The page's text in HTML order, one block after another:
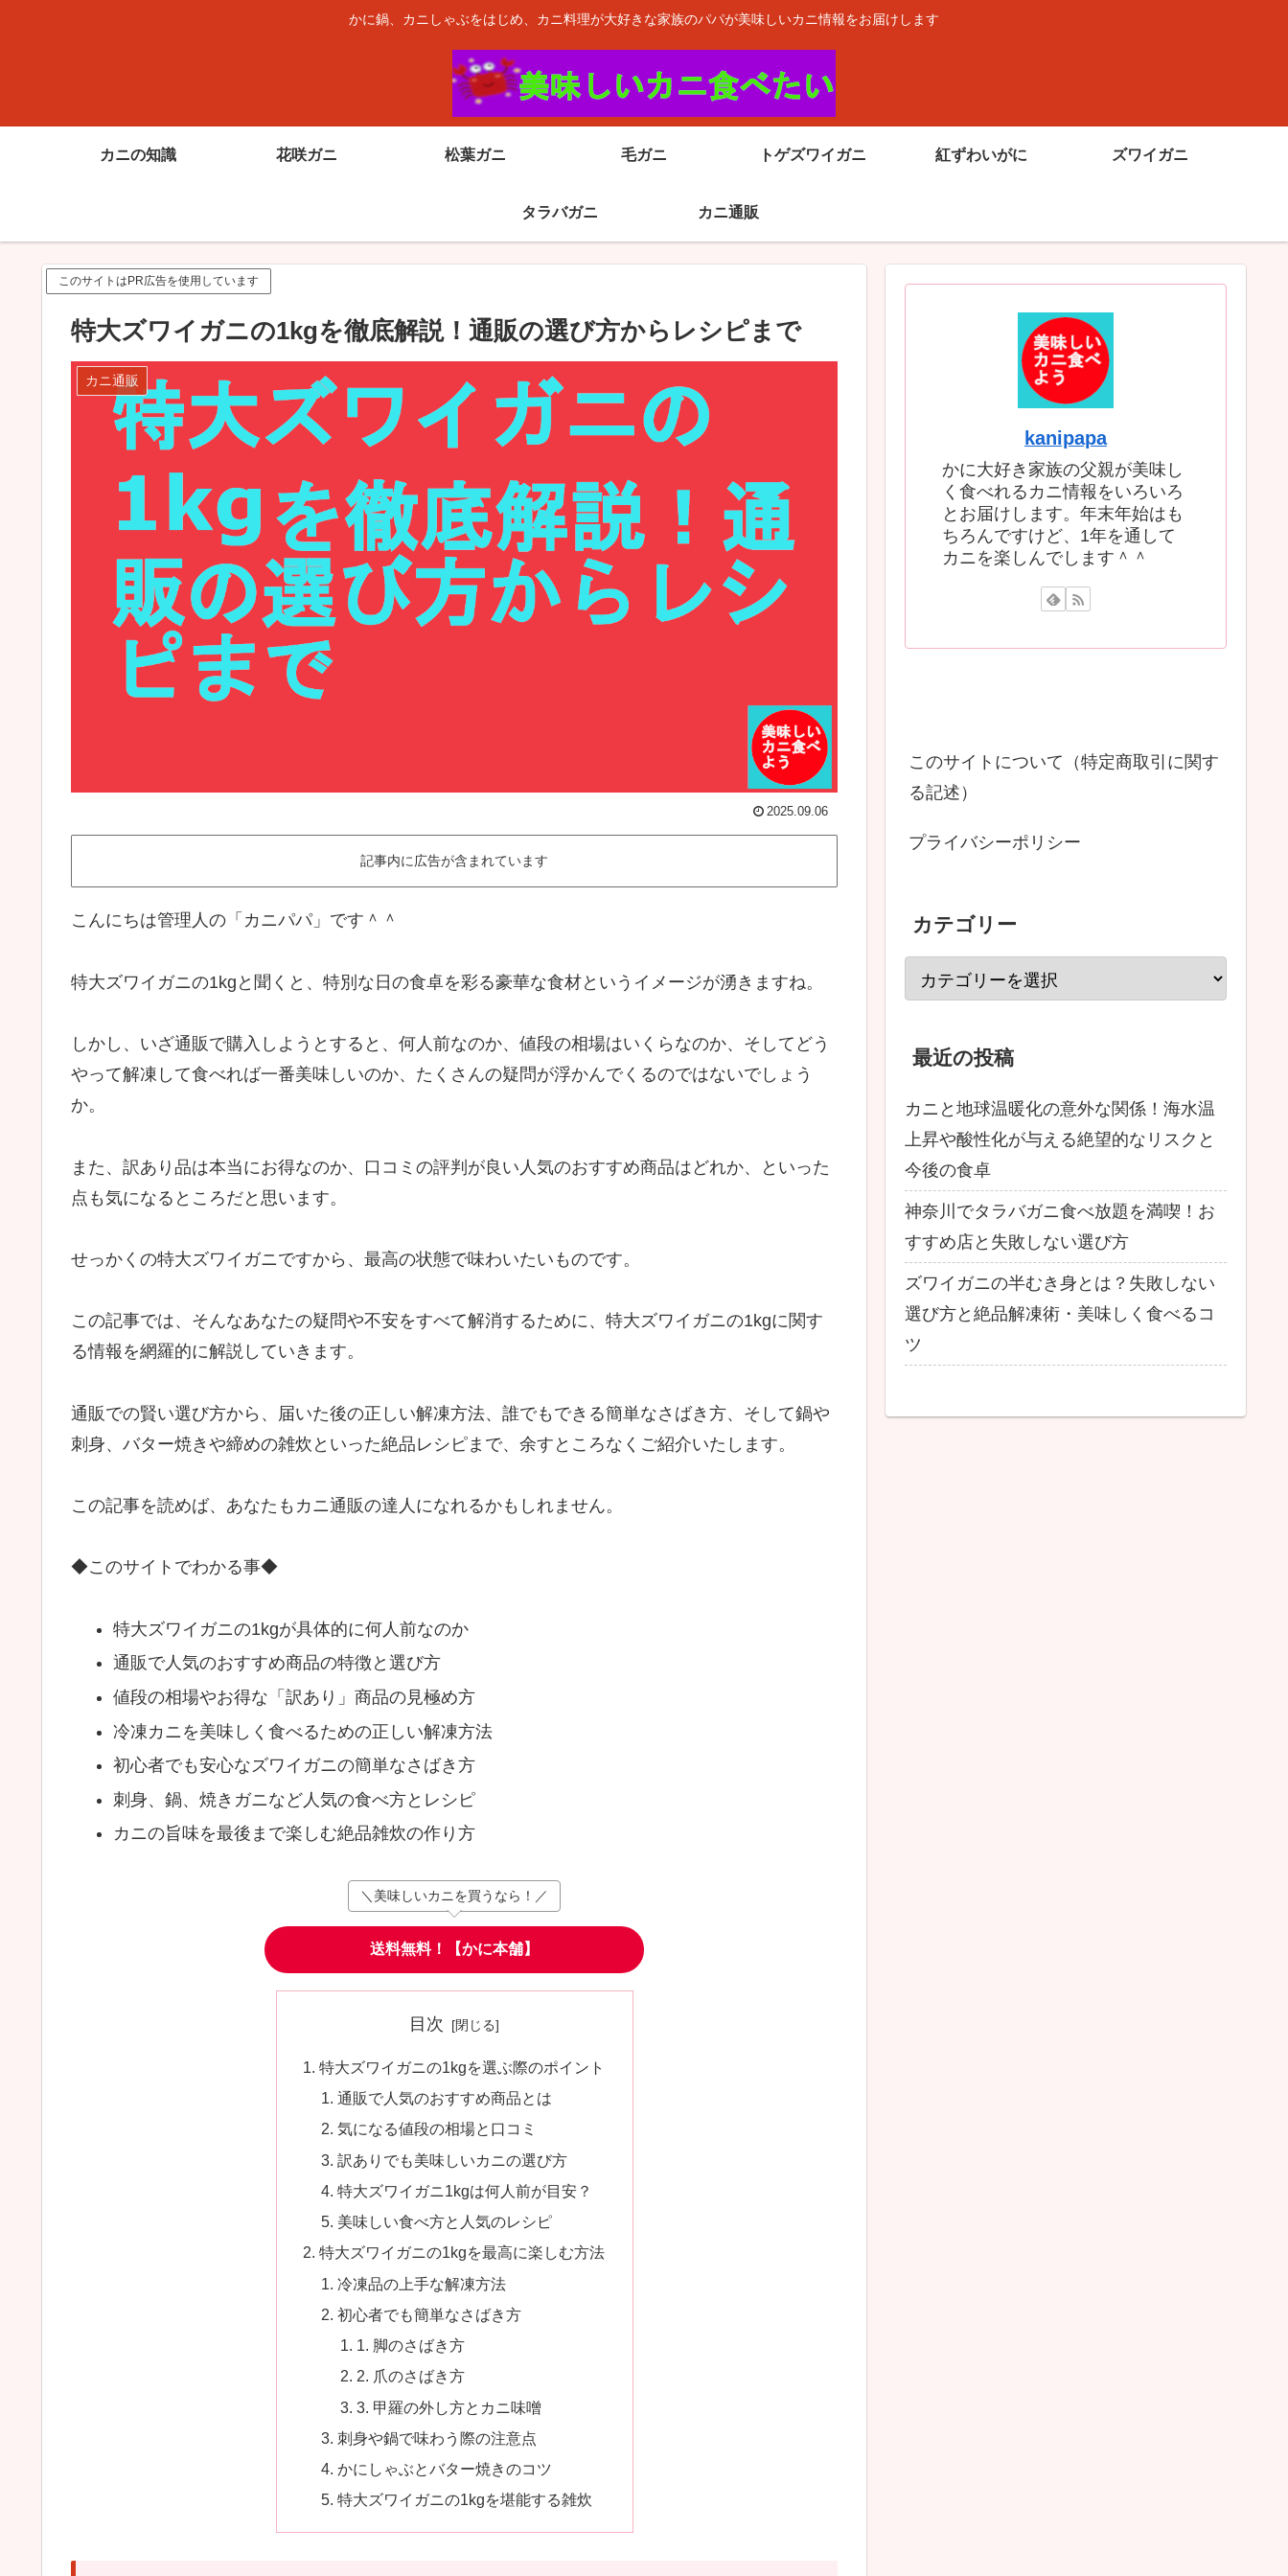
かに鍋、カニしゃぶをはじめ、カニ料理が大好きな家族のパパが美味しいカニ情報をお届けします
カニの知識 花咲ガニ 松葉ガニ 毛ガニ トゲズワイガニ 紅ずわいがに ズワイガニ
タラバガニ カニ通販
このサイトはPR広告を使用しています
特大ズワイガニの1kgを徹底解説！通販の選び方からレシピまで
カニ通販
2025.09.06
記事内に広告が含まれています
こんにちは管理人の「カニパパ」です＾＾
特大ズワイガニの1kgと聞くと、特別な日の食卓を彩る豪華な食材というイメージが湧きますね。
しかし、いざ通販で購入しようとすると、何人前なのか、値段の相場はいくらなのか、そしてどう
やって解凍して食べれば一番美味しいのか、たくさんの疑問が浮かんでくるのではないでしょう
か。
また、訳あり品は本当にお得なのか、口コミの評判が良い人気のおすすめ商品はどれか、といった
点も気になるところだと思います。
せっかくの特大ズワイガニですから、最高の状態で味わいたいものです。
この記事では、そんなあなたの疑問や不安をすべて解消するために、特大ズワイガニの1kgに関す
る情報を網羅的に解説していきます。
通販での賢い選び方から、届いた後の正しい解凍方法、誰でもできる簡単なさばき方、そして鍋や
刺身、バター焼きや締めの雑炊といった絶品レシピまで、余すところなくご紹介いたします。
この記事を読めば、あなたもカニ通販の達人になれるかもしれません。
◆このサイトでわかる事◆
特大ズワイガニの1kgが具体的に何人前なのか
通販で人気のおすすめ商品の特徴と選び方
値段の相場やお得な「訳あり」商品の見極め方
冷凍カニを美味しく食べるための正しい解凍方法
初心者でも安心なズワイガニの簡単なさばき方
刺身、鍋、焼きガニなど人気の食べ方とレシピ
カニの旨味を最後まで楽しむ絶品雑炊の作り方
＼美味しいカニを買うなら！／
送料無料！【かに本舗】
目次
特大ズワイガニの1kgを選ぶ際のポイント
通販で人気のおすすめ商品とは
気になる値段の相場と口コミ
訳ありでも美味しいカニの選び方
特大ズワイガニ1kgは何人前が目安？
美味しい食べ方と人気のレシピ
特大ズワイガニの1kgを最高に楽しむ方法
冷凍品の上手な解凍方法
初心者でも簡単なさばき方
1. 脚のさばき方
2. 爪のさばき方
3. 甲羅の外し方とカニ味噌
刺身や鍋で味わう際の注意点
かにしゃぶとバター焼きのコツ
特大ズワイガニの1kgを堪能する雑炊
kanipapa
かに大好き家族の父親が美味し
く食べれるカニ情報をいろいろ
とお届けします。年末年始はも
ちろんですけど、1年を通して
カニを楽しんでします＾＾
このサイトについて（特定商取引に関す
る記述）
プライバシーポリシー
カテゴリー
最近の投稿
カニと地球温暖化の意外な関係！海水温
上昇や酸性化が与える絶望的なリスクと
今後の食卓
神奈川でタラバガニ食べ放題を満喫！お
すすめ店と失敗しない選び方
ズワイガニの半むき身とは？失敗しない
選び方と絶品解凍術・美味しく食べるコ
ツ